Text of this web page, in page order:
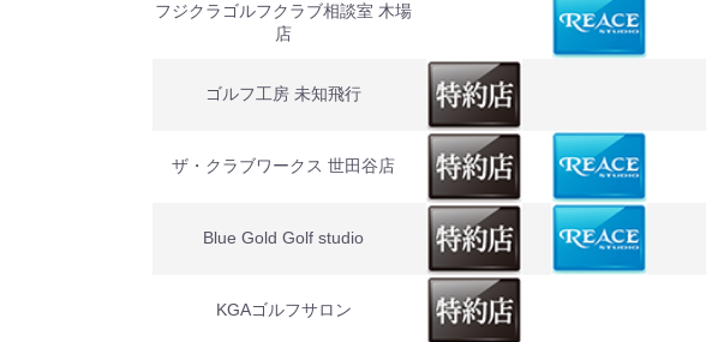
フジクラゴルフクラブ相談室 木場
店
ゴルフ工房 未知飛行
ザ・クラブワークス 世田谷店
Blue Gold Golf studio
KGAゴルフサロン